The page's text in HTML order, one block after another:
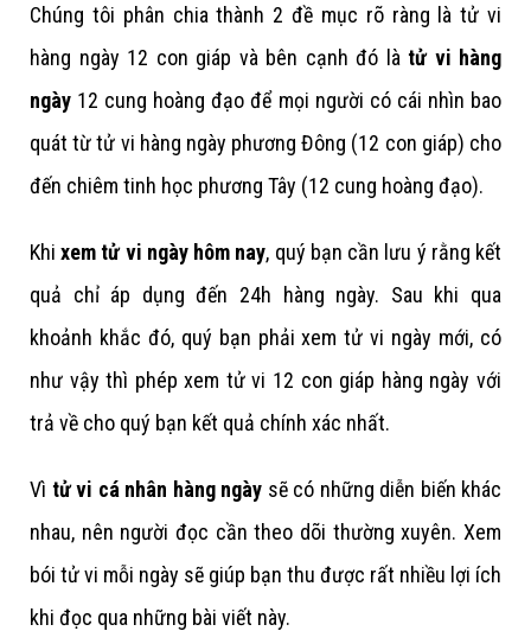
Chúng tôi phân chia thành 2 đề mục rõ ràng là tử vi
hàng ngày 12 con giáp và bên cạnh đó là tử vi hàng
ngày 12 cung hoàng đạo để mọi người có cái nhìn bao
quát từ tử vi hàng ngày phương Đông (12 con giáp) cho
đến chiêm tinh học phương Tây (12 cung hoàng đạo).
Khixem tử vi ngày hôm nay, quý bạn cần lưu ý rằng kết
quả chỉ áp dụng đến 24h hàng ngày. Sau khi qua
khoảnh khắc đó, quý bạn phải xem tử vi ngày mới, có
như vậy thì phép xem tử vi 12 con giáp hàng ngày với
trả về cho quý bạn kết quả chính xác nhất.
Vì tử vi cá nhân hàng ngày sẽ có những diễn biến khác
nhau, nên người đọc cần theo dõi thường xuyên. Xem
bói tử vi mỗi ngày sẽ giúp bạn thu được rất nhiều lợi ích
khi đọc qua những bài viết này.